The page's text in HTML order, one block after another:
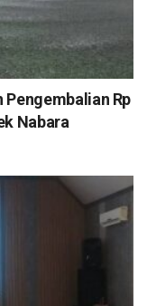
Pengembalian Rp
Nabara